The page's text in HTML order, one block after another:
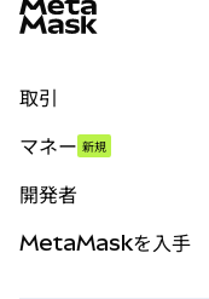
取引
パーペチュアル
RWA
マネー 新規
開発者
MetaMaskを入手